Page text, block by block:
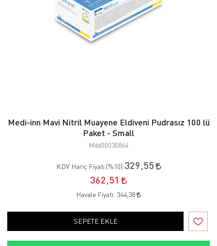
Medi-inn Mavi Nitril Muayene Eldiveni Pudrasız 100 lü
Paket - Small
Mdd00030864
KDV Hariç Fiyatı (%10):329,55
362,51
Havale Fiyatı: 344,38
SEPETE EKLE